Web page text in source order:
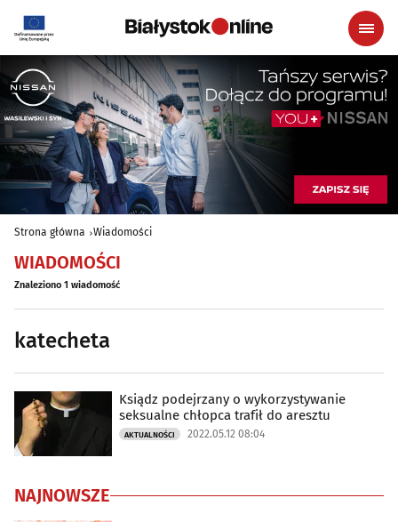
Strona główna Wiadomości
WIADOMOŚCI
Znaleziono 1 wiadomość
katecheta
Ksiądz podejrzany o wykorzystywanie
seksualne chłopca trafił do aresztu
AKTUALNOŚCI 2022.05.12 08:04
NAJNOWSZE